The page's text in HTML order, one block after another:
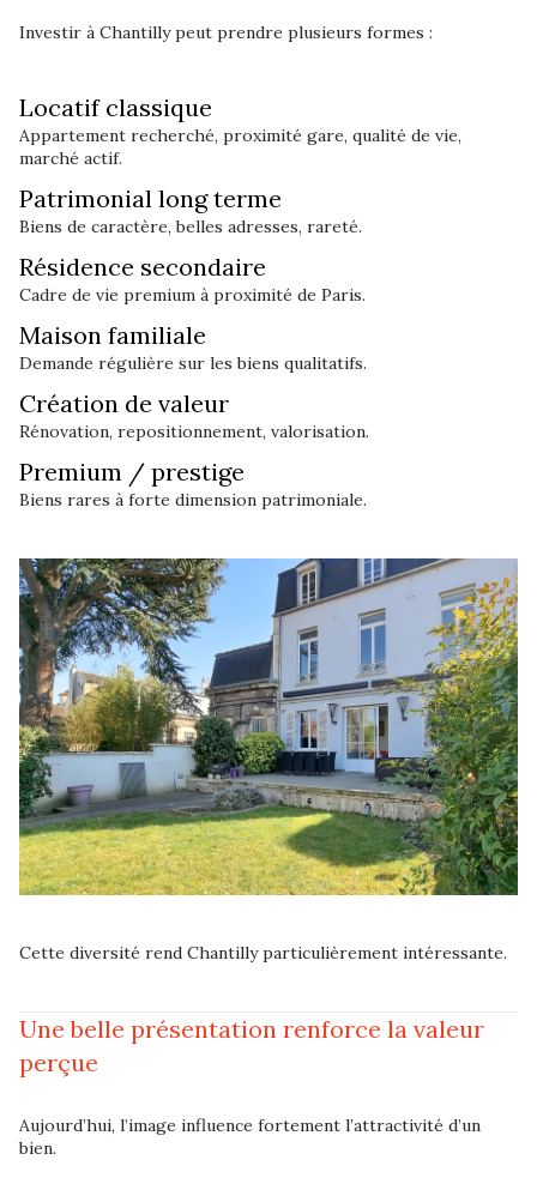
Investir à Chantilly peut prendre plusieurs formes :
Locatif classique
Appartement recherché, proximité gare, qualité de vie,
marché actif.
Patrimonial long terme
Biens de caractère, belles adresses, rareté.
Résidence secondaire
Cadre de vie premium à proximité de Paris.
Maison familiale
Demande régulière sur les biens qualitatifs.
Création de valeur
Rénovation, repositionnement, valorisation.
Premium / prestige
Biens rares à forte dimension patrimoniale.
Cette diversité rend Chantilly particulièrement intéressante.
Une belle présentation renforce la valeur
perçue
Aujourd’hui, l’image influence fortement l’attractivité d’un
bien.